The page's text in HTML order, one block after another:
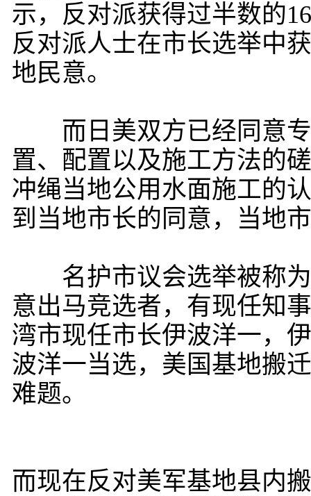
示，反对派获得过半数的
反对派人士在市长选举中
地民意。
而日美双方已经同意专
置、配置以及施工方法的
冲绳当地公用水面施工的
到当地市长的同意，当地
名护市议会选举被称为
意出马竞选者，有现任知
湾市现任市长伊波洋一，
波洋一当选，美国基地搬
难题。
而现在反对美军基地县内